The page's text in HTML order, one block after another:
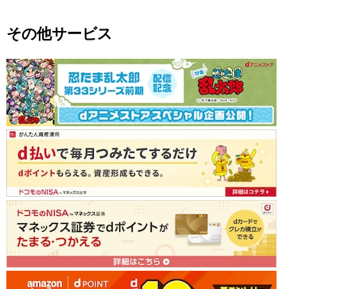
その他サービス